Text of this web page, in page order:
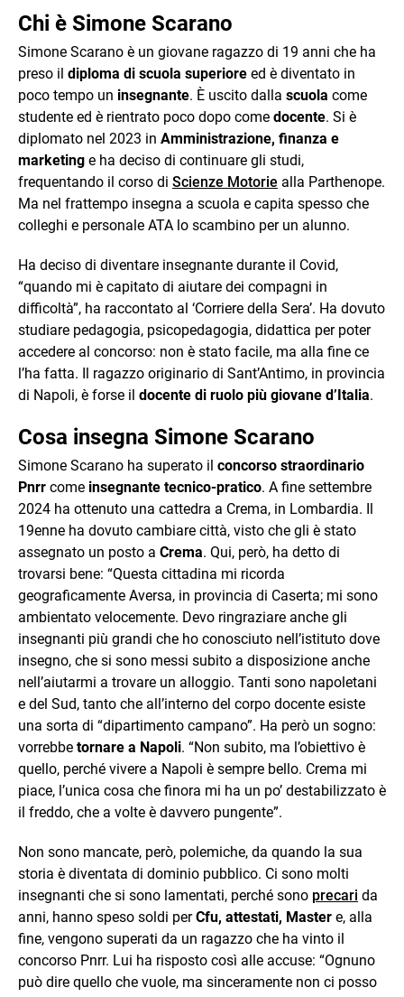
Chi è Simone Scarano
Simone Scarano è un giovane ragazzo di 19 anni che ha
preso il diploma di scuola superiore ed è diventato in
poco tempo un insegnante. È uscito dalla scuola come
studente ed è rientrato poco dopo come docente. Si è
diplomato nel 2023 in Amministrazione, finanza e
marketing e ha deciso di continuare gli studi,
frequentando il corso di Scienze Motorie alla Parthenope.
Ma nel frattempo insegna a scuola e capita spesso che
colleghi e personale ATA lo scambino per un alunno.
Ha deciso di diventare insegnante durante il Covid,
“quando mi è capitato di aiutare dei compagni in
difficoltà”, ha raccontato al ‘Corriere della Sera’. Ha dovuto
studiare pedagogia, psicopedagogia, didattica per poter
accedere al concorso: non è stato facile, ma alla fine ce
l’ha fatta. Il ragazzo originario di Sant’Antimo, in provincia
di Napoli, è forse il docente di ruolo più giovane d’Italia.
Cosa insegna Simone Scarano
Simone Scarano ha superato il concorso straordinario
Pnrr come insegnante tecnico-pratico. A fine settembre
2024 ha ottenuto una cattedra a Crema, in Lombardia. Il
19enne ha dovuto cambiare città, visto che gli è stato
assegnato un posto a Crema. Qui, però, ha detto di
trovarsi bene: “Questa cittadina mi ricorda
geograficamente Aversa, in provincia di Caserta; mi sono
ambientato velocemente. Devo ringraziare anche gli
insegnanti più grandi che ho conosciuto nell’istituto dove
insegno, che si sono messi subito a disposizione anche
nell’aiutarmi a trovare un alloggio. Tanti sono napoletani
e del Sud, tanto che all’interno del corpo docente esiste
una sorta di “dipartimento campano”. Ha però un sogno:
vorrebbe tornare a Napoli. “Non subito, ma l’obiettivo è
quello, perché vivere a Napoli è sempre bello. Crema mi
piace, l’unica cosa che finora mi ha un po’ destabilizzato è
il freddo, che a volte è davvero pungente”.
Non sono mancate, però, polemiche, da quando la sua
storia è diventata di dominio pubblico. Ci sono molti
insegnanti che si sono lamentati, perché sono precari da
anni, hanno speso soldi perCfu, attestati, Master e, alla
fine, vengono superati da un ragazzo che ha vinto il
concorso Pnrr. Lui ha risposto così alle accuse: “Ognuno
può dire quello che vuole, ma sinceramente non ci posso